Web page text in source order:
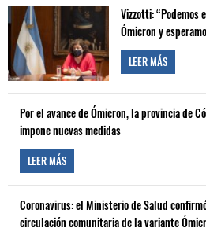
Vizzotti:
Ómicron y
LEER MÁS
Por el avance de Ómicron, la provincia de
impone nuevas medidas
LEER MÁS
Coronavirus: el Ministerio de Salud
circulación comunitaria de la variante